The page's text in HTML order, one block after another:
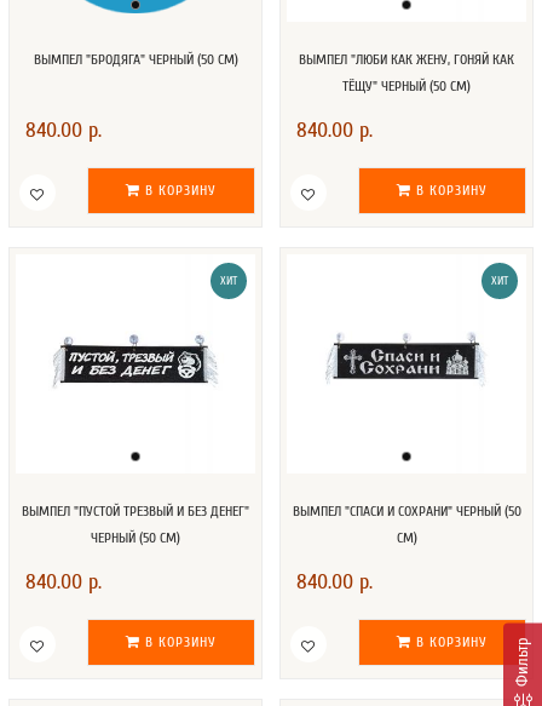
ВЫМПЕЛ "БРОДЯГА" ЧЕРНЫЙ (50 СМ)
840.00 р.
В КОРЗИНУ
ВЫМПЕЛ "ЛЮБИ КАК ЖЕНУ, ГОНЯЙ КАК
ТЁЩУ" ЧЕРНЫЙ (50 СМ)
840.00 р.
В КОРЗИНУ
ХИТ
ВЫМПЕЛ "ПУСТОЙ ТРЕЗВЫЙ И БЕЗ ДЕНЕГ"
ЧЕРНЫЙ (50 СМ)
840.00 р.
В КОРЗИНУ
ХИТ
ВЫМПЕЛ "СПАСИ И СОХРАНИ" ЧЕРНЫЙ (50
СМ)
840.00 р.
В КОРЗИНУ Фильтр